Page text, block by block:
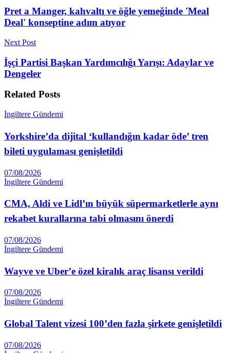
Pret a Manger, kahvaltı ve öğle yemeğinde 'Meal
Deal' konseptine adım atıyor
Next Post
İşçi Partisi Başkan Yardımcılığı Yarışı: Adaylar ve
Dengeler
Related Posts
İngiltere Gündemi
Yorkshire’da dijital ‘kullandığın kadar öde’ tren
bileti uygulaması genişletildi
07/08/2026
İngiltere Gündemi
CMA, Aldi ve Lidl’ın büyük süpermarketlerle aynı
rekabet kurallarına tabi olmasını önerdi
07/08/2026
İngiltere Gündemi
Wayve ve Uber’e özel kiralık araç lisansı verildi
07/08/2026
İngiltere Gündemi
Global Talent vizesi 100’den fazla şirkete genişletildi
07/08/2026